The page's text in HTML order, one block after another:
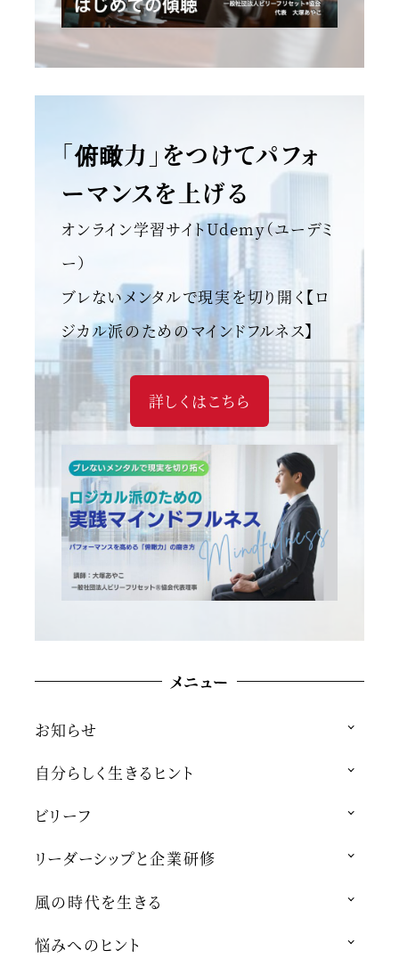
「俯瞰力」をつけてパフォ
ーマンスを上げる
オンライン学習サイトUdemy（ユーデミ
ー）
ブレないメンタルで現実を切り開く【ロ
ジカル派のためのマインドフルネス】
詳しくはこちら
メニュー
お知らせ
自分らしく生きるヒント
ビリーフ
リーダーシップと企業研修
風の時代を生きる
悩みへのヒント